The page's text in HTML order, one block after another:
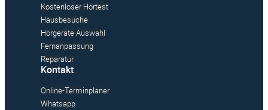
Kostenloser Hörtest
Hausbesuche
Hörgeräte Auswahl
Fernanpassung
Reparatur
Kontakt
Online-Terminplaner
Whatsapp